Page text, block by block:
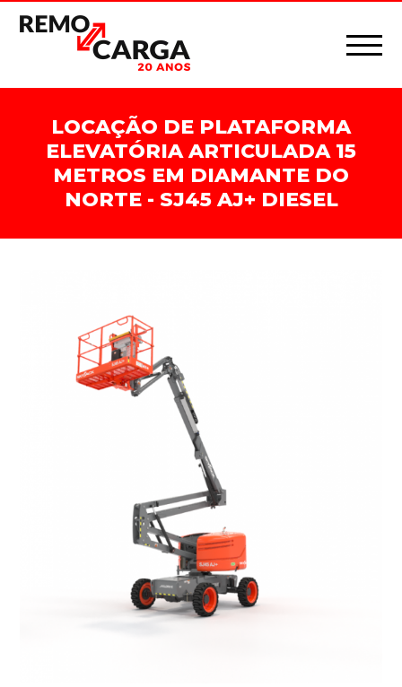
LOCAÇÃO DE PLATAFORMA
ELEVATÓRIA ARTICULADA 15
METROS EM DIAMANTE DO
NORTE - SJ45 AJ+ DIESEL